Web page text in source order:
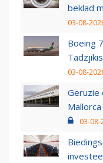
beklad
03-08-
Boeing
03-08-
Geruzie
Mallorca
03-08-